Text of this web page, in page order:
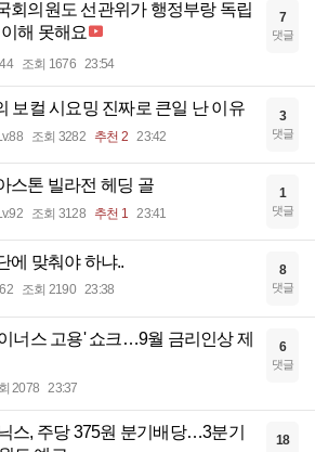
회의원도 선관위가 행정부랑 독립
해 못해요
조회 1676 23:54
7
댓글
보컬 시요밍 진짜로 큰일 난 이유
조회 3282 추천 2 23:42
3
댓글
스톤 빌라전 헤딩 골
조회 3128 추천 1 23:41
1
댓글
에 맞춰야 하냐..
조회 2190 23:38
8
댓글
너스 고용' 쇼크…9월 금리인상 제
2078 23:37
6
댓글
스, 주당 375원 분기배당…3분기
18